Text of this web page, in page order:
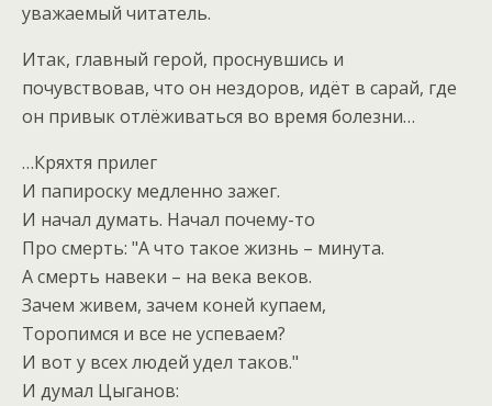
уважаемый читатель.
Итак, главный герой, проснувшись и
почувствовав, что он нездоров, идёт в сарай, где
он привык отлёживаться во время болезни…
…Кряхтя прилег
И папироску медленно зажег.
И начал думать. Начал почему-то
Про смерть: "А что такое жизнь – минута.
А смерть навеки – на века веков.
Зачем живем, зачем коней купаем,
Торопимся и все не успеваем?
И вот у всех людей удел таков."
И думал Цыганов: